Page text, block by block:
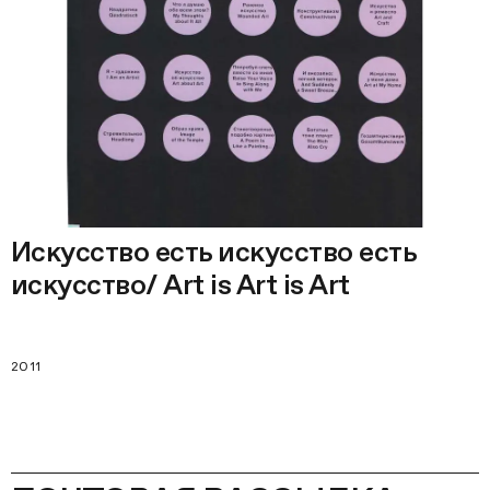
Искусство есть искусство есть
искусство/ Art is Art is Art
2011